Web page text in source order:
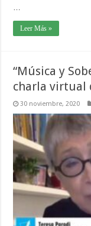
Leer Más »
“Música y
charla virtual
30 noviembre, 2020